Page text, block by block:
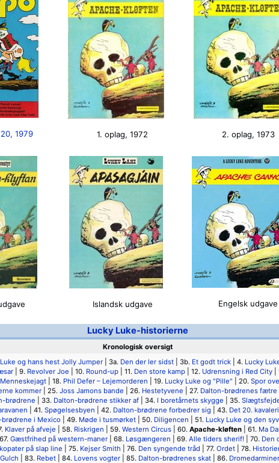
1979 1. oplag, 1972 2. oplag, 1973
Islandsk udgave Engelsk udgave
Lucky Luke-historierne
Kronologisk oversigt
og hans hest Jolly Jumper| 3a. Den der ler sidst| 3b. Et godt trick| 4. Lucky
| 9. Revolver Joe | 10. Round-up| 11. Den store kamp| 12. Udrensning i Red City|
Menneskejagt| 18. Phil Defer – Lejemorderen | 19. Lucky Luke og "Pille" | 20. Spor
kommer | 25. Joss Jamons bande | 26. Hestetyvene | 27. Dalton-brødrenes fætre
brødrene | 33. Dalton-brødrene stikker af| 34. I boretårnets skygge | 35.
| 41. Spøgelsesbyen | 42. Dalton-brødrene forbedrer sig | 43. Det 20. kavaleri
brødrene i Mexico | 49. Møde i tusmørket | 50. Diligencen | 51. Lucky Luke og den
Klaver på afveje | 58. Riskrigen | 59. Western Circus | 60. Apache-kløften | 61. Ma
Gæstfrihed på western-maner | 68. Løsgængeren | 69. Alle tiders sherif! | 70. Den
på slap line | 75. Kejser Smith | 76. Den syngende tråd | 77. Ordet| 78.
| 83. Rebet | 84. Lovens vogter | 85. Dalton-brødrenes skat | 86.